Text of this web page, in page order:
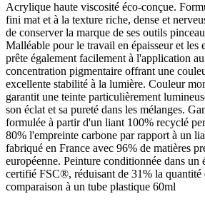
Acrylique haute viscosité éco-conçue.
fini mat et à la texture riche, dense et
de conserver la marque de ses outils
Malléable pour le travail en épaisseur et les
prête également facilement à l'application
concentration pigmentaire offrant une
excellente stabilité à la lumière. Couleur
garantit une teinte particulièrement
son éclat et sa pureté dans les mélanges.
formulée à partir d'un liant 100% recyclé
80% l'empreinte carbone par rapport à un
fabriqué en France avec 96% de matières
européenne. Peinture conditionnée dans un
certifié FSC®, réduisant de 31% la
comparaison à un tube plastique 60ml